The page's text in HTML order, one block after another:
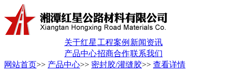
关于红星 工程案例 新闻资讯
产品中心招商合作联系我们
网站首页>> 产品中心>> 密封胶/灌缝胶>> 查看详情